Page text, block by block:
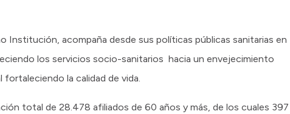
Institución, acompaña desde sus políticas públicas sanitarias en
los servicios socio-sanitarios hacia un envejecimiento
fortaleciendo la calidad de vida.
total de 28.478 afiliados de 60 años y más, de los cuales 397